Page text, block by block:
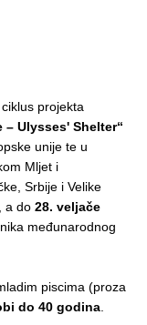
projekta
Ulysses' Shelter“
unije te u
Mljet i
Srbije i Velike
a do 28. veljače
međunarodnog
piscima (proza
do 40 godina